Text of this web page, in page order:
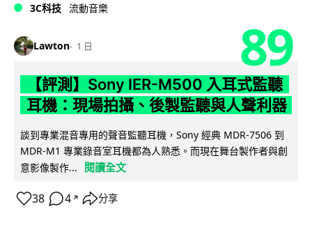
3C科技 流動音樂
Lawton 1 日 89
【評測】Sony IER-M500 入耳式監聽
耳機：現場拍攝、後製監聽與人聲利器
談到專業混音專用的聲音監聽耳機，Sony 經典 MDR-7506 到
MDR-M1 專業錄音室耳機都為人熟悉。而現在舞台製作者與創
意影像製作...
閱讀全文
38 4 ↗ 分享